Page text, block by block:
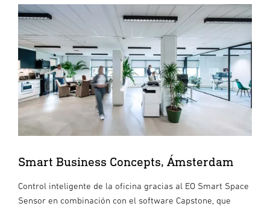
Smart Business Concepts, Ámsterdam
Control inteligente de la oficina gracias al EO Smart Space
Sensor en combinación con el software Capstone, que